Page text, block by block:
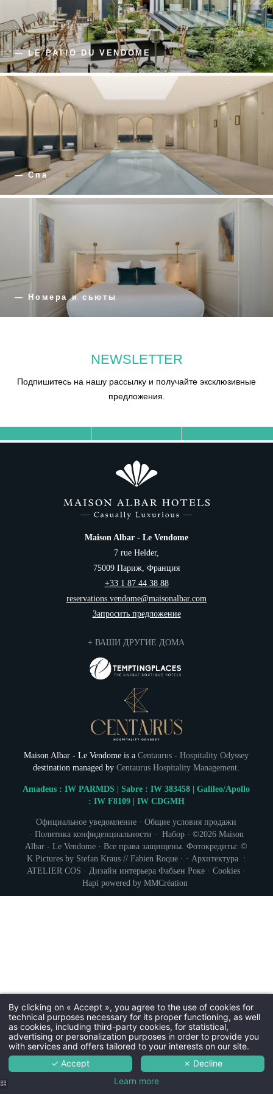
— LE PATIO DU VENDOME
— Спа
— Номера и сьюты
NEWSLETTER
Подпишитесь на нашу рассылку и получайте эксклюзивные
предложения.
Maison Albar - Le Vendome
7 rue Helder,
75009 Париж, Франция
+33 1 87 44 38 88
reservations.vendome@maisonalbar.com
Запросить предложение
+ ВАШИ ДРУГИЕ ДОМА
Maison Albar - Le Vendome is aCentaurus - Hospitality Odyssey
destination managed byCentaurus Hospitality Management.
Amadeus : IW PARMDS | Sabre : IW 383458 | Galileo/Apollo
: IW F8109 | IW CDGMH
Официальное уведомление ·Общие условия продажи
· Политика конфиденциальности · Набор· ©2026 Maison
Albar - Le Vendome · Все права защищены. Фотокредиты: ©
K Pictures by Stefan Kraus // Fabien Roque · · Архитектура :
ATELIER COS · Дизайн интерьераФабьен Роке ·Cookies ·
Hapi powered byMMCréation
By clicking on « Accept », you agree to the use of cookies for
technical purposes necessary for its proper functioning, as well
as cookies, including third-party cookies, for statistical,
advertising or personalization purposes in order to provide you
with services and offers tailored to your interests on our site.
✓ Accept
✗ Decline
Learn more